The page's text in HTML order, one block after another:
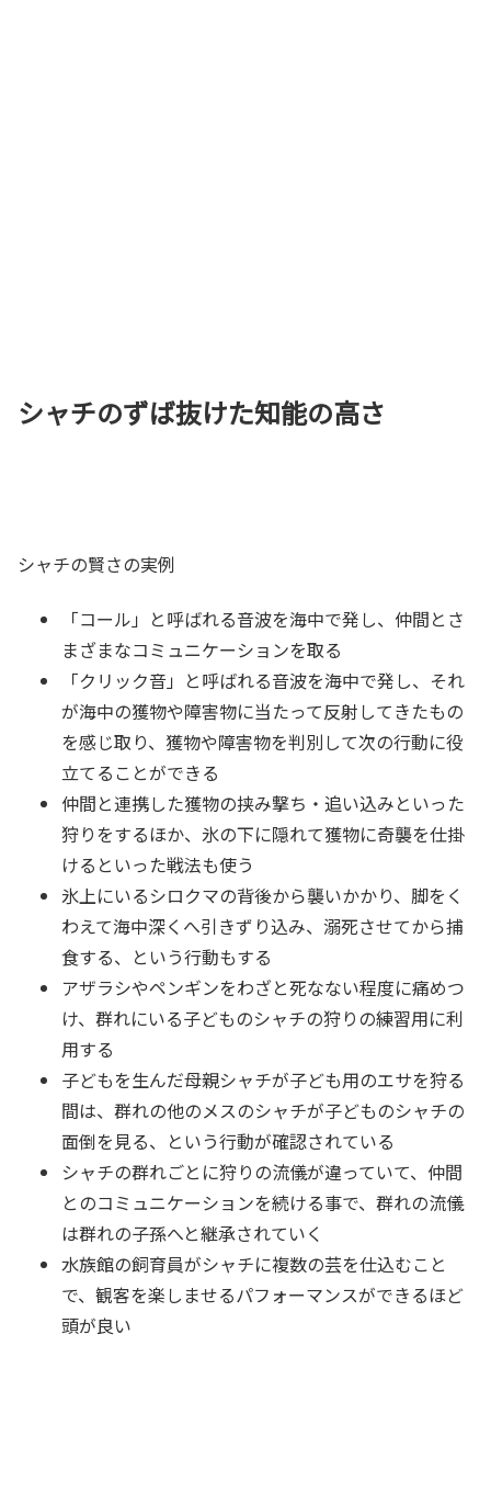
シャチのずば抜けた知能の高さ
シャチの賢さの実例
「コール」と呼ばれる音波を海中で発し、仲間とさ
まざまなコミュニケーションを取る
「クリック音」と呼ばれる音波を海中で発し、それ
が海中の獲物や障害物に当たって反射してきたもの
を感じ取り、獲物や障害物を判別して次の行動に役
立てることができる
仲間と連携した獲物の挟み撃ち・追い込みといった
狩りをするほか、氷の下に隠れて獲物に奇襲を仕掛
けるといった戦法も使う
氷上にいるシロクマの背後から襲いかかり、脚をく
わえて海中深くへ引きずり込み、溺死させてから捕
食する、という行動もする
アザラシやペンギンをわざと死なない程度に痛めつ
け、群れにいる子どものシャチの狩りの練習用に利
用する
子どもを生んだ母親シャチが子ども用のエサを狩る
間は、群れの他のメスのシャチが子どものシャチの
面倒を見る、という行動が確認されている
シャチの群れごとに狩りの流儀が違っていて、仲間
とのコミュニケーションを続ける事で、群れの流儀
は群れの子孫へと継承されていく
水族館の飼育員がシャチに複数の芸を仕込むこと
で、観客を楽しませるパフォーマンスができるほど
頭が良い